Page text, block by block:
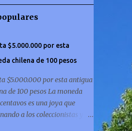
$5.000.000 por esta
chilena de 100 pesos
$5.000.000 por esta antigua
de 100 pesos La moneda
es una joya que
a los coleccionistas y a